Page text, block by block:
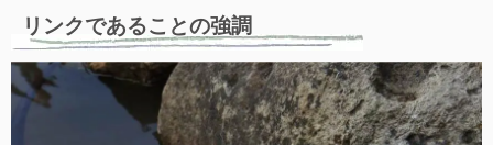
リンクであることの強調